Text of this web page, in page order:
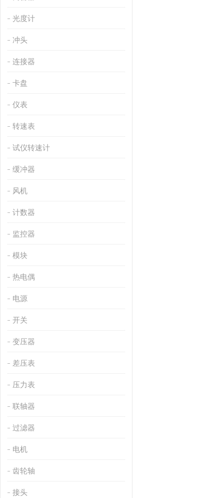
光度计
冲头
连接器
卡盘
仪表
转速表
试仪转速计
缓冲器
风机
计数器
监控器
模块
热电偶
电源
开关
变压器
差压表
压力表
联轴器
过滤器
电机
齿轮轴
接头